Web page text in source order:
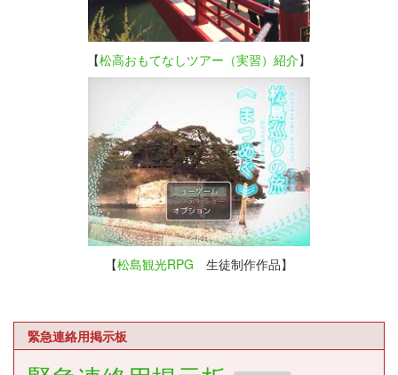
【松高おもてなしツアー（実習）紹介】
【松島観光RPG 生徒制作作品】
緊急連絡用掲示板